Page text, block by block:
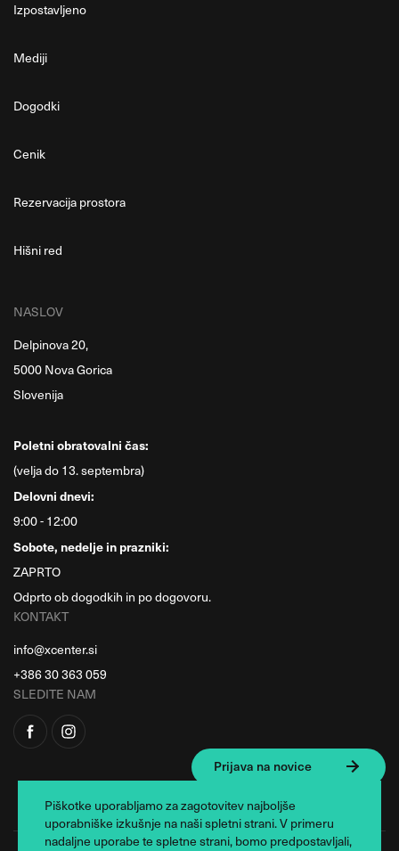
Izpostavljeno
Mediji
Dogodki
Cenik
Rezervacija prostora
Hišni red
NASLOV
Delpinova 20,
5000 Nova Gorica
Slovenija
Poletni obratovalni čas:
(velja do 13. septembra)
Delovni dnevi:
9:00 - 12:00
Sobote, nedelje in prazniki:
ZAPRTO
Odprto ob dogodkih in po dogovoru.
KONTAKT
info@xcenter.si
+386 30 363 059
SLEDITE NAM
Prijava na novice
Piškotke uporabljamo za zagotovitev najboljše
uporabniške izkušnje na naši spletni strani. V primeru
nadaljne uporabe te spletne strani, bomo predpostavljali,